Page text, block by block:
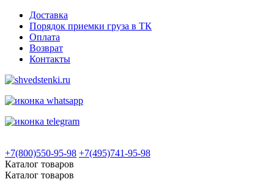
Доставка
Порядок приемки груза в ТК
Оплата
Возврат
Контакты
+7(800)550-95-98 +7(495)741-95-98
Каталог товаров
Каталог товаров